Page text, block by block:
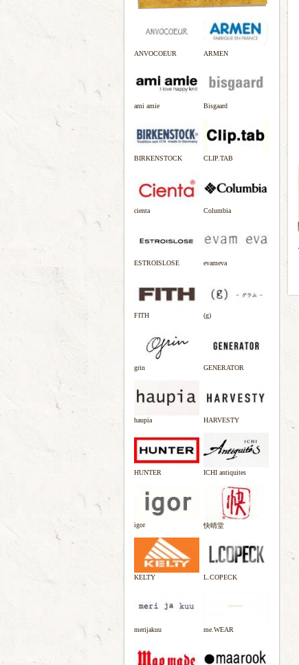
ANVOCOEUR ARMEN
ami amie Bisgaard
BIRKENSTOCK CLIP.TAB
cienta Columbia
ESTROISLOSE evameva
FITH (g)
grin GENERATOR
haupia HARVESTY
HUNTER ICHI antiquites
igor 快晴堂
KELTY L.COPECK
merijakuu me.WEAR